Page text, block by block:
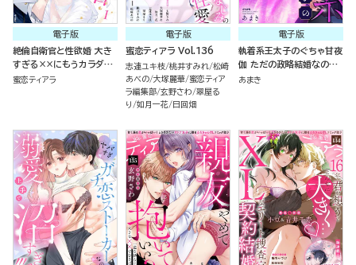
電子版
絶倫自衛官と性欲婚 大き
すぎる××にもうカラダが
もちません…！ （1）
蜜恋ティアラ
電子版
蜜恋ティアラ Vol.136
志連ユキ枝 桃井すみれ 松崎
あべの 大塚麗華 蜜恋ティア
ラ編集部 玄野さわ 翠屋る
り
如月一花 日回畑
電子版
執着系王太子のぐちゃ甘夜
伽 ただの政略結婚なのに
溺愛は想定外です
あまき